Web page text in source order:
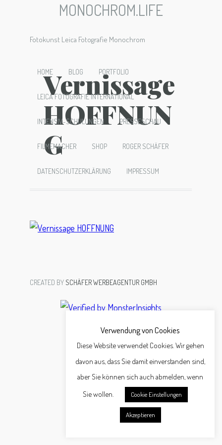
MONOCHROM.LIFE
Fotokunst Leica Fotografie Monochrom
HOME BLOG PORTFOLIO
LEICA FOTOGRAFIE INTERNATIONAL
INTENSIV-SCHULUNGEN PRESSESCHAU
FILMEMACHER SHOP ROGER SCHÄFER
DATENSCHUTZERKLÄRUNG IMPRESSUM
Vernissage
HOFFNUN
G
CREATED BY SCHÄFER WERBEAGENTUR GMBH
Verwendung von Cookies
Diese Website verwendet Cookies. Wir gehen
davon aus, dass Sie damit einverstanden sind,
aber Sie können sich auch abmelden, wenn
Sie wollen.
Cookie Einstellungen
Akzeptieren